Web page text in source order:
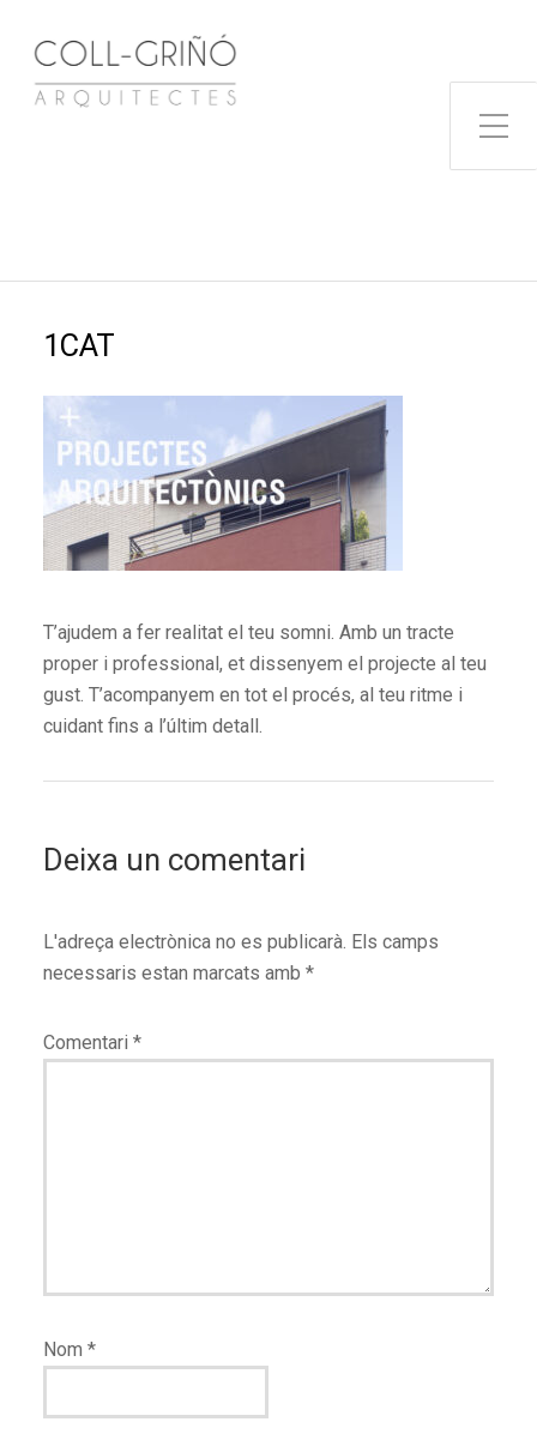
Toggle Side Menu
1CAT
T’ajudem a fer realitat el teu somni. Amb un tracte
proper i professional, et dissenyem el projecte al teu
gust. T’acompanyem en tot el procés, al teu ritme i
cuidant fins a l’últim detall.
Deixa un comentari
L'adreça electrònica no es publicarà. Els camps
necessaris estan marcats amb *
Comentari *
Nom *